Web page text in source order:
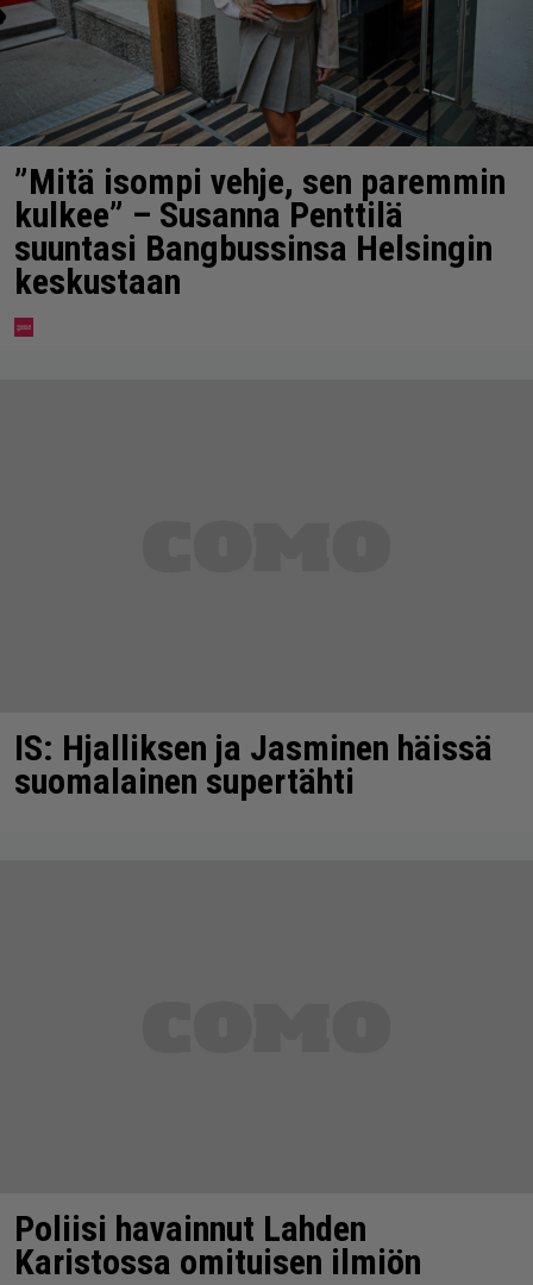
”Mitä isompi vehje, sen paremmin
kulkee” – Susanna Penttilä
suuntasi Bangbussinsa Helsingin
keskustaan
IS: Hjalliksen ja Jasminen häissä
suomalainen supertähti
Poliisi havainnut Lahden
Karistossa omituisen ilmiön